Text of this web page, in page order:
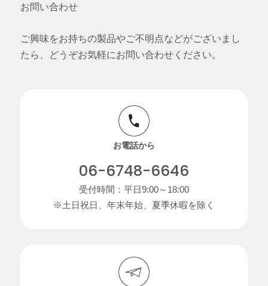
お問い合わせ
ご興味をお持ちの製品やご不明点などがございまし
たら、どうぞお気軽にお問い合わせください。
お電話から
06-6748-6646
受付時間：平日9:00～18:00
※土日祝日、年末年始、夏季休暇を除く